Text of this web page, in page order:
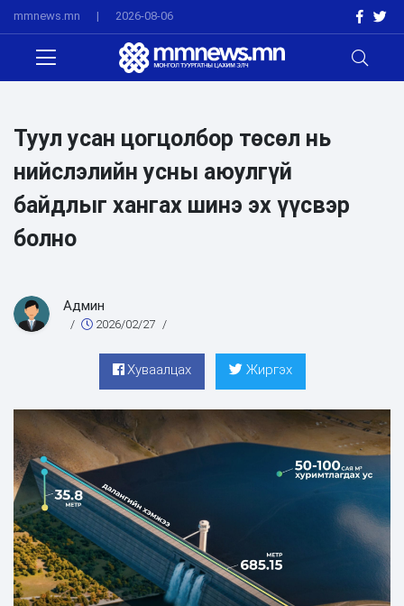
mmnews.mn | 2026-08-06
Туул усан цогцолбор төсөл нь
нийслэлийн усны аюулгүй
байдлыг хангах шинэ эх үүсвэр
болно
Админ
/ 2026/02/27 /
Хуваалцах Жиргэх